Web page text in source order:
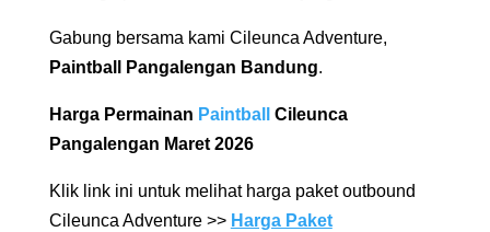
Gabung bersama kami Cileunca Adventure,
Paintball Pangalengan Bandung.
Harga Permainan Paintball
Cileunca
Pangalengan Maret 2026
Klik link ini untuk melihat harga paket outbound
Cileunca Adventure >> Harga Paket